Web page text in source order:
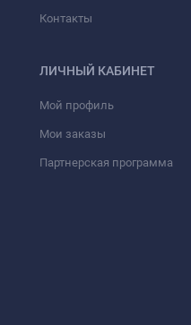
Контакты
ЛИЧНЫЙ КАБИНЕТ
Мой профиль
Мои заказы
Партнерская программа